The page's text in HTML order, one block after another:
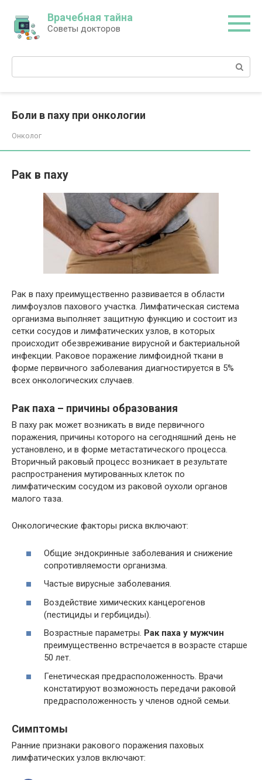
контенту
Врачебная тайна
Советы докторов
Поиск:
Боли в паху при онкологии
Онколог
Рак в паху
Рак в паху преимущественно развивается в области
лимфоузлов пахового участка. Лимфатическая система
организма выполняет защитную функцию и состоит из
сетки сосудов и лимфатических узлов, в которых
происходит обезвреживание вирусной и бактериальной
инфекции. Раковое поражение лимфоидной ткани в
форме первичного заболевания диагностируется в 5%
всех онкологических случаев.
Рак паха – причины образования
В паху рак может возникать в виде первичного
поражения, причины которого на сегодняшний день не
установлено, и в форме метастатического процесса.
Вторичный раковый процесс возникает в результате
распространения мутированных клеток по
лимфатическим сосудом из раковой оухоли органов
малого таза.
Онкологические факторы риска включают:
Общие эндокринные заболевания и снижение
сопротивляемости организма.
Частые вирусные заболевания.
Воздействие химических канцерогенов
(пестициды и гербициды).
Возрастные параметры. Рак паха у мужчин
преимущественно встречается в возрасте старше
50 лет.
Генетическая предрасположенность. Врачи
констатируют возможность передачи раковой
предрасположенность у членов одной семьи.
Симптомы
Ранние признаки ракового поражения паховых
лимфатических узлов включают: